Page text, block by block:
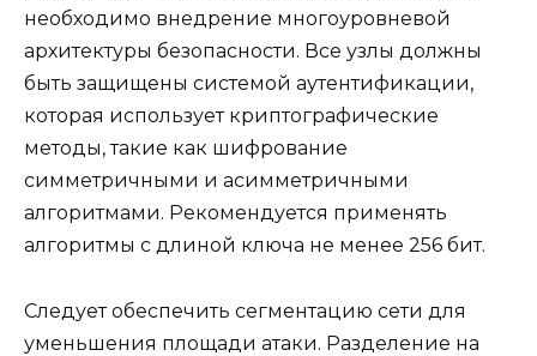
необходимо внедрение многоуровневой
архитектуры безопасности. Все узлы должны
быть защищены системой аутентификации,
которая использует криптографические
методы, такие как шифрование
симметричными и асимметричными
алгоритмами. Рекомендуется применять
алгоритмы с длиной ключа не менее 256 бит.
Следует обеспечить сегментацию сети для
уменьшения площади атаки. Разделение на